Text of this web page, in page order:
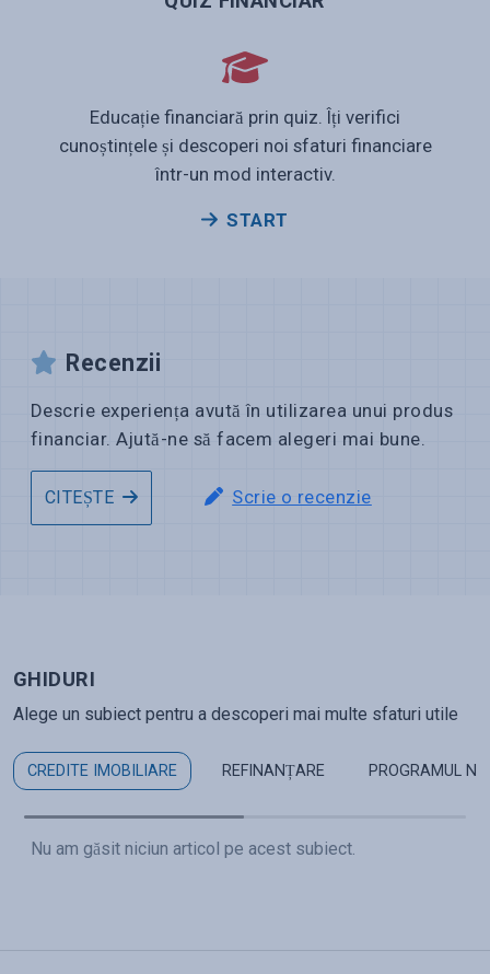
Educație financiară prin quiz. Îți verifici
cunoștințele și descoperi noi sfaturi financiare
într-un mod interactiv.
START
Recenzii
Descrie experiența avută în utilizarea unui produs
financiar. Ajută-ne să facem alegeri mai bune.
CITEȘTE Scrie o recenzie
GHIDURI
Alege un subiect pentru a descoperi mai multe sfaturi utile
CREDITE IMOBILIARE REFINANȚARE PROGRAMUL
Nu am găsit niciun articol pe acest subiect.